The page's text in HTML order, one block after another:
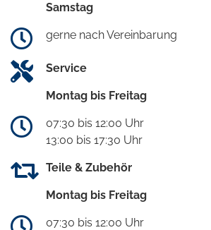
Samstag
gerne nach Vereinbarung
Service
Montag bis Freitag
07:30 bis 12:00 Uhr
13:00 bis 17:30 Uhr
Teile & Zubehör
Montag bis Freitag
07:30 bis 12:00 Uhr